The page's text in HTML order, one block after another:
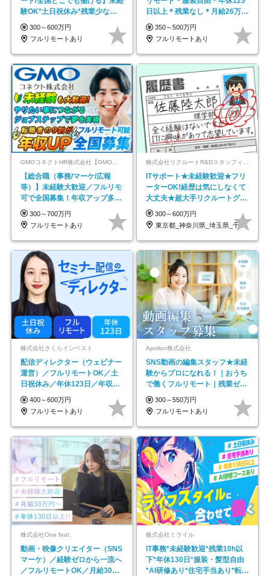
験OK*土日祝休み*残業少なめ*
在宅勤務手当あり
300～600万円
フルリモートあり
日以上＊残業なし＊月給26万円
以上
350～500万円
フルリモートあり
GMOコネクトHR株式会社【GMOインターネットグループ】
【総合職（事務/マーケ/広報
等）】未経験大歓迎／フルリモ
可で全国募集！年収アップ多数
★年休最大130日★
300～700万円
フルリモートあり
ITサポート★未経験歓迎★フリ
ーターOK!経歴は気にしなくて
大丈夫★超大手リクルートグル
ープの正社員/sg
300～600万円
東京都_神奈川県_埼玉県_千葉県_大阪府…
株式会社さくらインベスト
配信ディレクター（ウェビナー
運営）／フルリモートOK／土
日祝休み／年休123日／年収
600万円可
400～600万円
フルリモートあり
Apollon株式会社
SNS動画の編集スタッフ★未経
験からプロになれる！｜おうち
で働くフルリモート｜残業ゼロ
で18時退勤◎
300～550万円
フルリモートあり
株式会社One feat.
動画・映像クリエイター（SNS
マーケ）／経験ゼロから一流へ
／フルリモートOK／月給30万
株式会社ミライル
IT事務*未経験歓迎*残業10h以
下*年休130日*服装・髪型自由
*AI研修あり*住宅手当あり*転勤